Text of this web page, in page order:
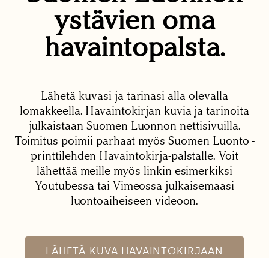
ystävien oma
havaintopalsta.
Lähetä kuvasi ja tarinasi alla olevalla
lomakkeella. Havaintokirjan kuvia ja tarinoita
julkaistaan Suomen Luonnon nettisivuilla.
Toimitus poimii parhaat myös Suomen Luonto -
printtilehden Havaintokirja-palstalle. Voit
lähettää meille myös linkin esimerkiksi
Youtubessa tai Vimeossa julkaisemaasi
luontoaiheiseen videoon.
LÄHETÄ KUVA HAVAINTOKIRJAAN